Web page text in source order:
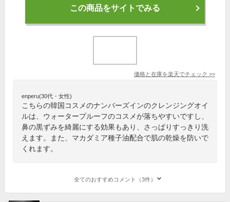
この商品をサイトでみる
価格と在庫を楽天でチェック >>
enperu(30代・女性)
こちらの韓国コスメのナンバーズインのクレンジングオイ
ルは、ウォータープルーフのコスメが落ちやすいですし、
鼻の黒ずみを綺麗にする効果もあり、さっぱりすっきり洗
えます。また、マカダミア種子油配合で肌の乾燥を防いで
くれます。
全てのおすすめコメント（3件）